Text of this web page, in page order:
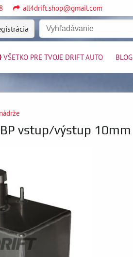
all4drift.shop@gmail.com
VŠETKO PRE TVOJE DRIFT AUTO BLOG
vstup/výstup 10mm